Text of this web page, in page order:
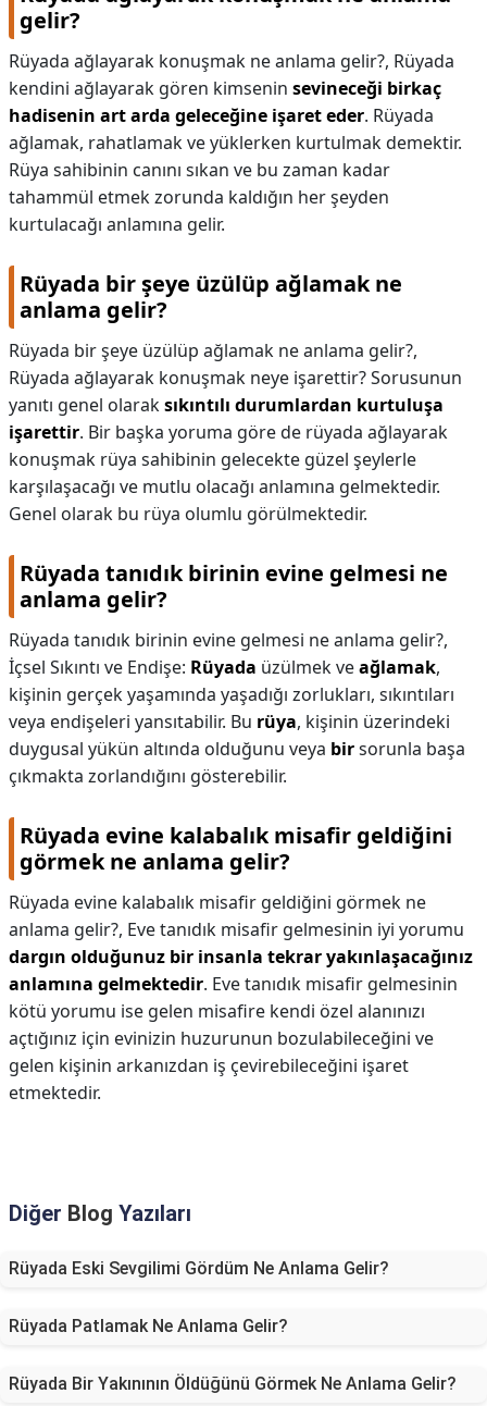
gelir?
Rüyada ağlayarak konuşmak ne anlama gelir?, Rüyada
kendini ağlayarak gören kimsenin sevineceği birkaç
hadisenin art arda geleceğine işaret eder. Rüyada
ağlamak, rahatlamak ve yüklerken kurtulmak demektir.
Rüya sahibinin canını sıkan ve bu zaman kadar
tahammül etmek zorunda kaldığın her şeyden
kurtulacağı anlamına gelir.
Rüyada bir şeye üzülüp ağlamak ne
anlama gelir?
Rüyada bir şeye üzülüp ağlamak ne anlama gelir?,
Rüyada ağlayarak konuşmak neye işarettir? Sorusunun
yanıtı genel olaraksıkıntılı durumlardan kurtuluşa
işarettir. Bir başka yoruma göre de rüyada ağlayarak
konuşmak rüya sahibinin gelecekte güzel şeylerle
karşılaşacağı ve mutlu olacağı anlamına gelmektedir.
Genel olarak bu rüya olumlu görülmektedir.
Rüyada tanıdık birinin evine gelmesi ne
anlama gelir?
Rüyada tanıdık birinin evine gelmesi ne anlama gelir?,
İçsel Sıkıntı ve Endişe: Rüyada üzülmek veağlamak,
kişinin gerçek yaşamında yaşadığı zorlukları, sıkıntıları
veya endişeleri yansıtabilir. Bu rüya, kişinin üzerindeki
duygusal yükün altında olduğunu veya birsorunla başa
çıkmakta zorlandığını gösterebilir.
Rüyada evine kalabalık misafir geldiğini
görmek ne anlama gelir?
Rüyada evine kalabalık misafir geldiğini görmek ne
anlama gelir?, Eve tanıdık misafir gelmesinin iyi yorumu
dargın olduğunuz bir insanla tekrar yakınlaşacağınız
anlamına gelmektedir. Eve tanıdık misafir gelmesinin
kötü yorumu ise gelen misafire kendi özel alanınızı
açtığınız için evinizin huzurunun bozulabileceğini ve
gelen kişinin arkanızdan iş çevirebileceğini işaret
etmektedir.
Diğer Blog Yazıları
Rüyada Eski Sevgilimi Gördüm Ne Anlama Gelir?
Rüyada Patlamak Ne Anlama Gelir?
Rüyada Bir Yakınının Öldüğünü Görmek Ne Anlama Gelir?